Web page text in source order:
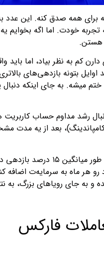
همه صدق کنه. این عدد به
خودت. اما اگه بخوایم
بتونه بازدهی‌های
به جای اینکه دنبال
بعد از یه
رو هر ماه به سرمایه‌ت
به جای رویاهای بزرگ، به
فارکس